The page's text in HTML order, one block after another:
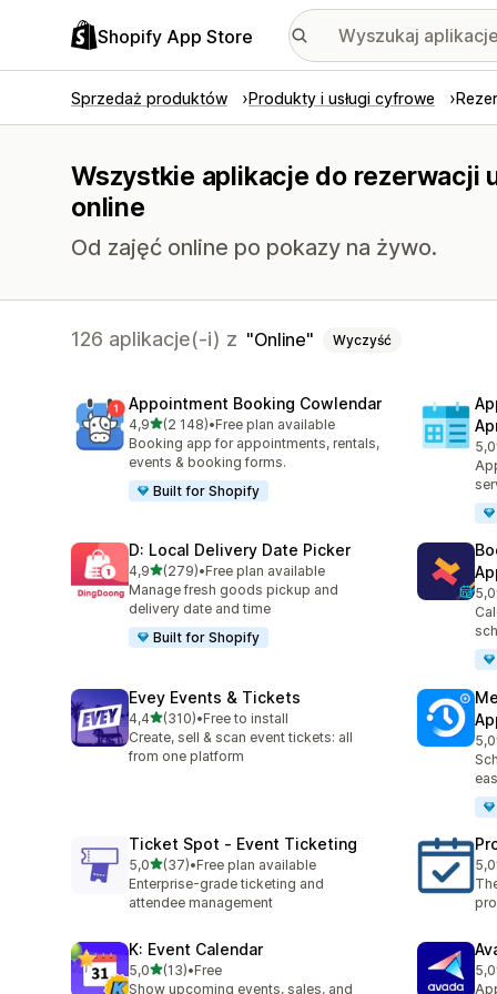
Shopify App Store
Sprzedaż produktów Produkty i usługi cyfrowe
Wszystkie aplikacje do rezerwacji
online
Od zajęć online po pokazy na żywo.
126 aplikacje(-i) z Online Wyczyść
Appointment Booking Cowlendar
4,9na 5 gwiazdek
(2 148)
Łączna liczba recenzji: 2148
•Free plan available
Booking app for appointments, rentals,
events & booking forms.
Built for Shopify
5,0
D: Local Delivery Date Picker
4,9na 5 gwiazdek
(279)
Łączna liczba recenzji: 279
•Free plan available
Manage fresh goods pickup and
delivery date and time
Built for Shopify
5,0
Evey Events & Tickets
4,4na 5 gwiazdek
(310)
Łączna liczba recenzji: 310
•Free to install
Create, sell & scan event tickets: all
from one platform
5,0
Ticket Spot ‑ Event Ticketing
5,0na 5 gwiazdek
(37)
Łączna liczba recenzji: 37
•Free plan available
Enterprise-grade ticketing and
attendee management
5,0
K: Event Calendar
5,0na 5 gwiazdek
(13)
Łączna liczba recenzji: 13
•Free
Show upcoming events, sales, and
5,0